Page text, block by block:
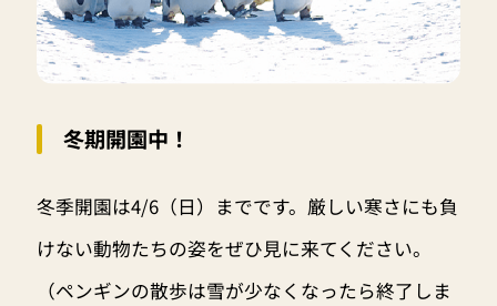
冬期開園中！
冬季開園は4/6（日）までです。厳しい寒さにも負
けない動物たちの姿をぜひ見に来てください。
（ペンギンの散歩は雪が少なくなったら終了しま